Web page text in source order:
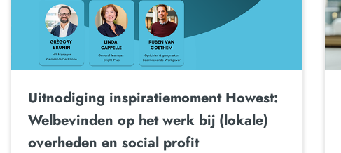
Uitnodiging inspiratiemoment Howest:
Welbevinden op het werk bij (lokale)
overheden en social profit